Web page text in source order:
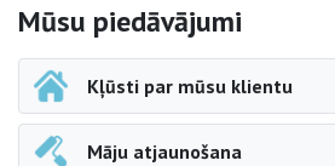
Sāna navigācija
Mūsu piedāvājumi
Kļūsti par mūsu klientu
Māju atjaunošana